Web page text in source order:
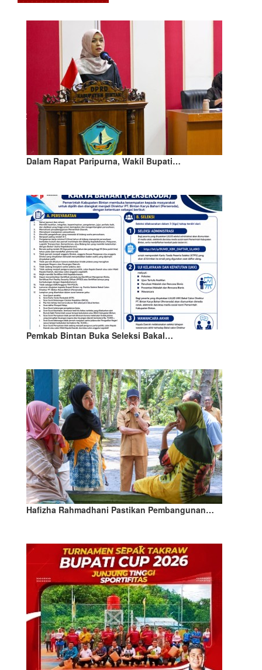
Dalam Rapat Paripurna, Wakil Bupati…
Pemkab Bintan Buka Seleksi Bakal…
Hafizha Rahmadhani Pastikan Pembangunan…